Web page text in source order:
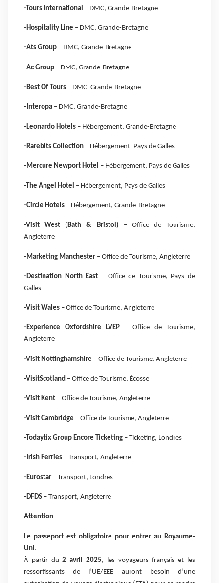
-Tours International – DMC, Grande-Bretagne
-Hospitality Line – DMC, Grande-Bretagne
-Ats Group – DMC, Grande-Bretagne
-Ac Group – DMC, Grande-Bretagne
-Best Of Tours – DMC, Grande-Bretagne
-Interopa – DMC, Grande-Bretagne
-Leonardo Hotels – Hébergement, Grande-Bretagne
-Rarebits Collection – Hébergement, Pays de Galles
-Mercure Newport Hotel – Hébergement, Pays de Galles
-The Angel Hotel – Hébergement, Pays de Galles
-Circle Hotels – Hébergement, Grande-Bretagne
-Visit West (Bath & Bristol) – Office de Tourisme,
Angleterre
-Marketing Manchester – Office de Tourisme, Angleterre
-Destination North East – Office de Tourisme, Pays de
Galles
-Visit Wales – Office de Tourisme, Angleterre
-Experience Oxfordshire LVEP – Office de Tourisme,
Angleterre
-Visit Nottinghamshire – Office de Tourisme, Angleterre
-VisitScotland – Office de Tourisme, Écosse
-Visit Kent – Office de Tourisme, Angleterre
-Visit Cambridge – Office de Tourisme, Angleterre
-Todaytix Group Encore Ticketing – Ticketing, Londres
-Irish Ferries – Transport, Angleterre
-Eurostar – Transport, Londres
-DFDS – Transport, Angleterre
Attention
Le passeport est obligatoire pour entrer au Royaume-
Uni.
À partir du2 avril 2025, les voyageurs français et les
ressortissants de l’UE/EEE auront besoin d’une